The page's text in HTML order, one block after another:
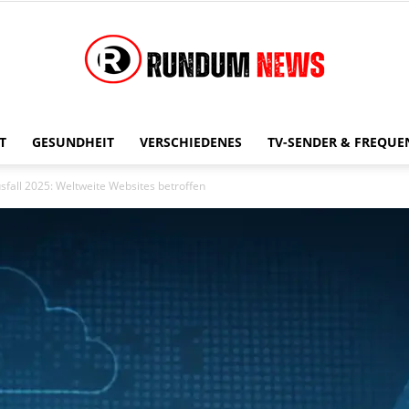
GESUNDHEIT VERSCHIEDENES TV-SENDER &
2025: Weltweite Websites betroffen